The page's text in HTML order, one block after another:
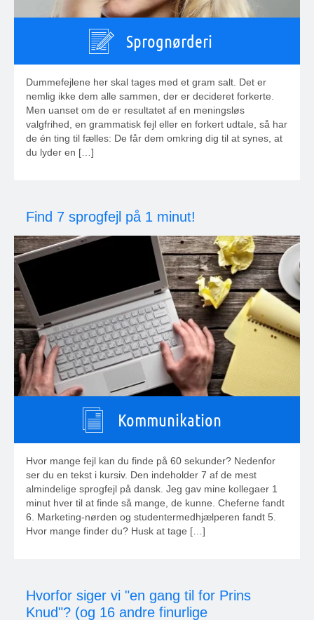
Sprognørderi
Dummefejlene her skal tages med et gram salt. Det er
nemlig ikke dem alle sammen, der er decideret forkerte.
Men uanset om de er resultatet af en meningsløs
valgfrihed, en grammatisk fejl eller en forkert udtale, så har
de én ting til fælles: De får dem omkring dig til at synes, at
du lyder en […]
Find 7 sprogfejl på 1 minut!
Kommunikation
Hvor mange fejl kan du finde på 60 sekunder? Nedenfor
ser du en tekst i kursiv. Den indeholder 7 af de mest
almindelige sprogfejl på dansk. Jeg gav mine kollegaer 1
minut hver til at finde så mange, de kunne. Cheferne fandt
6. Marketing-nørden og studentermedhjælperen fandt 5.
Hvor mange finder du? Husk at tage […]
Hvorfor siger vi "en gang til for Prins
Knud"? (og 16 andre finurlige